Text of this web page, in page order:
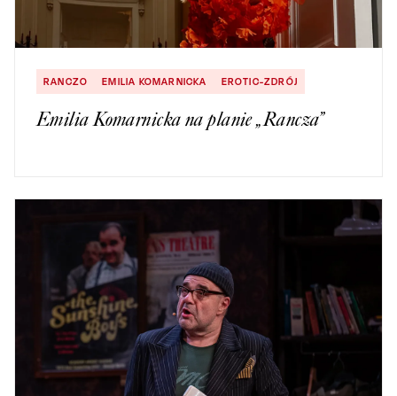
RANCZO EMILIA KOMARNICKA EROTIC-ZDRÓJ
Emilia Komarnicka na planie „Rancza”